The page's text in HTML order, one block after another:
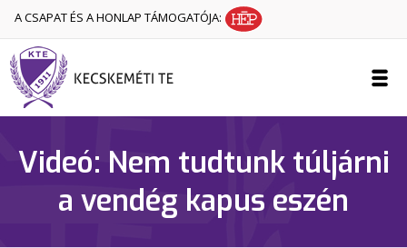
A CSAPAT ÉS A HONLAP TÁMOGATÓJA:
Videó: Nem tudtunk túljárni
a vendég kapus eszén